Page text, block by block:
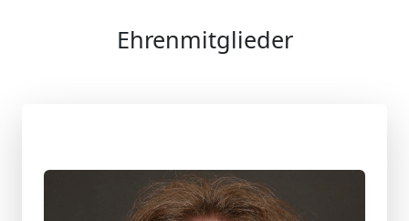
Ehrenmitglieder